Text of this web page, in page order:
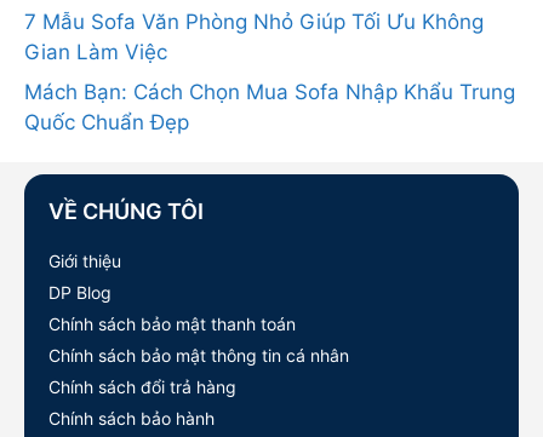
7 Mẫu Sofa Văn Phòng Nhỏ Giúp Tối Ưu Không
Gian Làm Việc
Mách Bạn: Cách Chọn Mua Sofa Nhập Khẩu Trung
Quốc Chuẩn Đẹp
VỀ CHÚNG TÔI
Giới thiệu
DP Blog
Chính sách bảo mật thanh toán
Chính sách bảo mật thông tin cá nhân
Chính sách đổi trả hàng
Chính sách bảo hành